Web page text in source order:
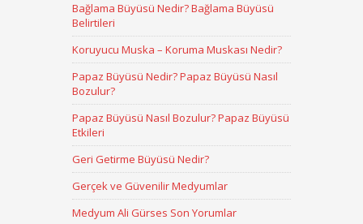
Bağlama Büyüsü Nedir? Bağlama Büyüsü
Belirtileri
Koruyucu Muska – Koruma Muskası Nedir?
Papaz Büyüsü Nedir? Papaz Büyüsü Nasıl
Bozulur?
Papaz Büyüsü Nasıl Bozulur? Papaz Büyüsü
Etkileri
Geri Getirme Büyüsü Nedir?
Gerçek ve Güvenilir Medyumlar
Medyum Ali Gürses Son Yorumlar